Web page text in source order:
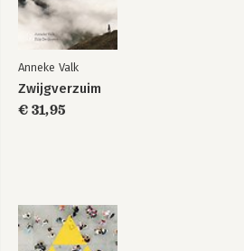
Anneke Valk
Zwijgverzuim
€ 31,95